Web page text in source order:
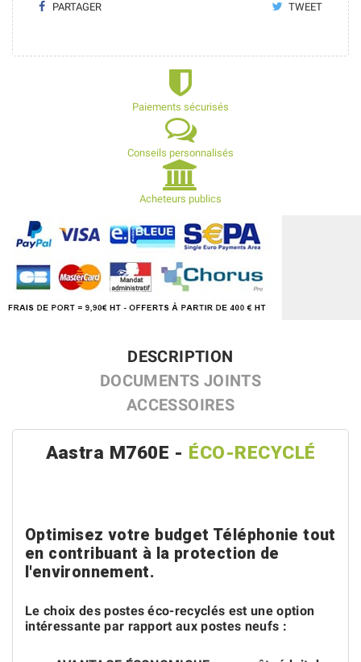
PARTAGER TWEET
Paiements sécurisés
Conseils personnalisés
Acheteurs publics
DESCRIPTION
DOCUMENTS JOINTS
ACCESSOIRES
Aastra M760E - ÉCO-RECYCLÉ
Optimisez votre budget Téléphonie tout
en contribuant à la protection de
l'environnement.
Le choix des postes éco-recyclés est une option
intéressante par rapport aux postes neufs :